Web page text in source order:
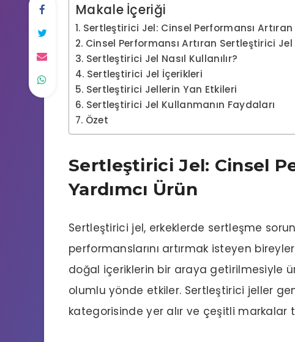
Makale İçeriği
Sertleştirici Jel: Cinsel Performansı Artıran
Cinsel Performansı Artıran Sertleştirici Jel
Sertleştirici Jel Nasıl Kullanılır?
Sertleştirici Jel İçerikleri
Sertleştirici Jellerin Yan Etkileri
Sertleştirici Jel Kullanmanın Faydaları
Özet
Sertleştirici Jel: Cinsel
Yardımcı Ürün
Sertleştirici jel, erkeklerde sertleşme
performanslarını artırmak isteyen
doğal içeriklerin bir araya getirilmesiyle
olumlu yönde etkiler. Sertleştirici jeller
kategorisinde yer alır ve çeşitli markalar